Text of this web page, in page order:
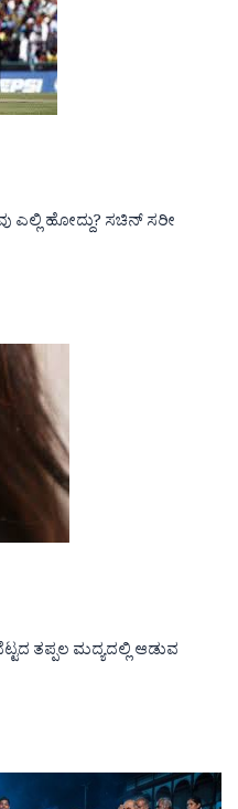
ಎಲ್ಲಿ ಹೋದ್ದು? ಸಚಿನ್ ಸರೀ
ತಪ್ಪಲ ಮದ್ಯದಲ್ಲಿ ಆಡುವ